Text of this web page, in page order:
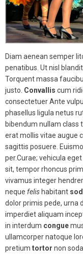
Diam aenean semper
penatibus. Ut nisl
Torquent massa
justo. Convallis cum
consectetuer Ante
phasellus ligula netus
bibendum nullam class
erat mollis vitae augue
sagittis posuere.
per.Curae; vehicula
sit, tempor rhoncus
vivamus integer
neque felis habitant
dolor primis pede, urna
imperdiet aliquam
in interdum congue
ullamcorper natoque
pretium tortor non